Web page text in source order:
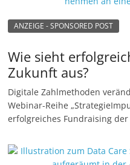
ANZEIGE - SPONSORED POST
Wie sieht
Zukunft aus?
Digitale Zahlmethoden
Webinar-Reihe
erfolgreiches Fundraising